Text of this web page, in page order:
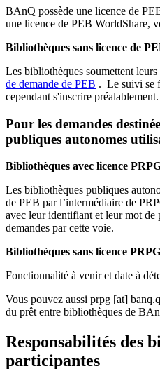
BAnQ possède une licence de
une licence de PEB WorldShare,
Bibliothèques sans licence de
Les bibliothèques soumettent leurs
de demande de PEB . Le suivi se
cependant s'inscrire préalablement.
Pour les demandes
publiques autonomes
Bibliothèques avec licence
Les bibliothèques publiques
de PEB par l’intermédiaire de
avec leur identifiant et leur mot de
demandes par cette voie.
Bibliothèques sans licence PRPG
Fonctionnalité à venir et date à
Vous pouvez aussi prpg [at]
du prêt entre bibliothèques de
Responsabilités des
participantes